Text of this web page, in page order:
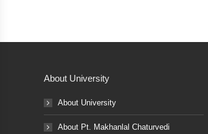
About University
About University
About Pt. Makhanlal Chaturvedi